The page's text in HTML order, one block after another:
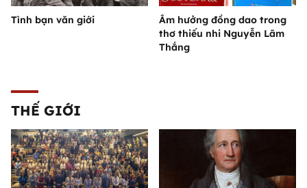
Tình bạn văn giới
Âm hưởng đồng dao trong
thơ thiếu nhi Nguyễn Lãm
Thắng
THẾ GIỚI